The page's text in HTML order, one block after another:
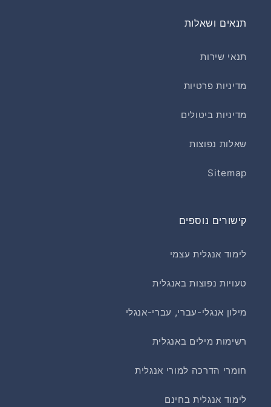
תנאים ושאלות
תנאי שירות
מדיניות פרטיות
מדיניות ביטולים
שאלות נפוצות
Sitemap
קישורים נוספים
לימוד אנגלית עצמי
טעויות נפוצות באנגלית
מילון אנגלי-עברי, עברי-אנגלי
רשימות מילים באנגלית
חומרי הדרכה למורי אנגלית
לימוד אנגלית בחינם